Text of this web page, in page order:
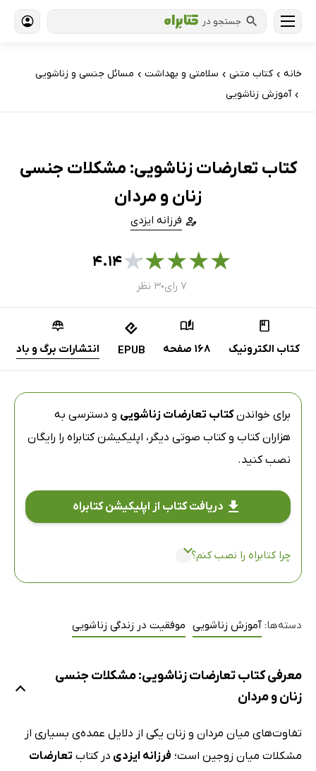
جستجو در
خانه › کتاب‌ متنی › سلامتی و بهداشت › مسائل جنسی و زناشویی
› آموزش زناشویی
کتاب تعارضات زناشویی: مشکلات جنسی
زنان و مردان
فرزانه ایزدی
★
★
★
★
★۴.۱۴
۷ رای ●۳ نظر
کتاب الکترونیک 168 صفحه EPUB انتشارات برگ و باد
برای خواندنکتاب تعارضات زناشویی و دسترسی به
هزاران کتاب و کتاب صوتی دیگر، اپلیکیشن کتابراه را رایگان
نصب کنید.
دریافت کتاب از اپلیکیشن کتابراه
چرا کتابراه را نصب کنم؟
دسته‌ها: آموزش زناشویی موفقیت در زندگی زناشویی
معرفی کتاب تعارضات زناشویی: مشکلات جنسی
زنان و مردان
تفاوت‌های میان مردان و زنان یکی از دلایل عمده‌ی بسیاری از
مشکلات میان زوجین است؛ فرزانه ایزدی در کتاب تعارضات